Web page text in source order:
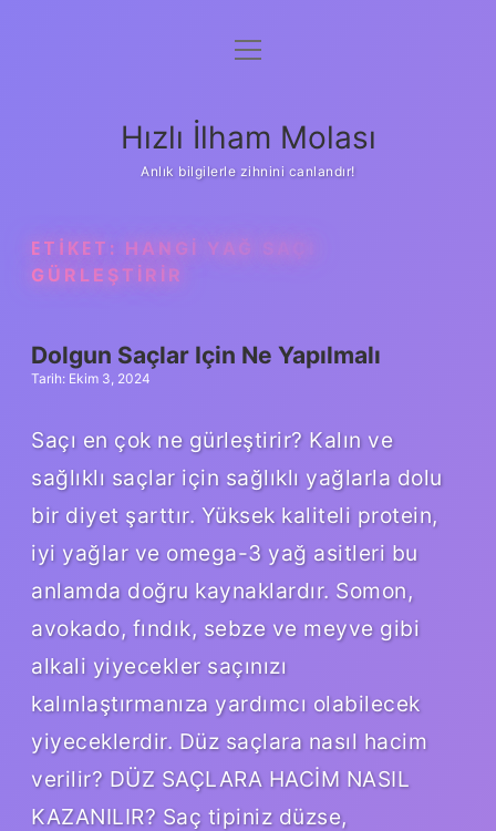
Anasayfa
Yasal Uyarı
menüyü
Hızlı İlham Molası
Anlık bilgilerle zihnini canlandır!
ETIKET: HANGI YAĞ SAÇI
GÜRLEŞTIRIR
Dolgun Saçlar Için Ne Yapılmalı
Tarih: Ekim 3, 2024
Saçı en çok ne gürleştirir? Kalın ve
sağlıklı saçlar için sağlıklı yağlarla dolu
bir diyet şarttır. Yüksek kaliteli protein,
iyi yağlar ve omega-3 yağ asitleri bu
anlamda doğru kaynaklardır. Somon,
avokado, fındık, sebze ve meyve gibi
alkali yiyecekler saçınızı
kalınlaştırmanıza yardımcı olabilecek
yiyeceklerdir. Düz saçlara nasıl hacim
verilir? DÜZ SAÇLARA HACİM NASIL
KAZANILIR? Saç tipiniz düzse,